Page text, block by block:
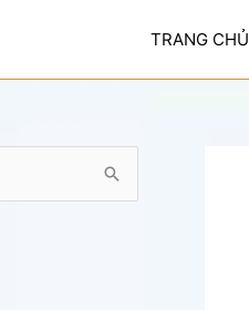
TRANG CHỦ